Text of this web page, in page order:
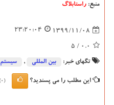
منبع: راستابلاگ
1399/11/08
23:20:04
0.0
/ 5
تگهای خبر: بین المللی , سیستم
این مطلب را می پسندید؟ (0)